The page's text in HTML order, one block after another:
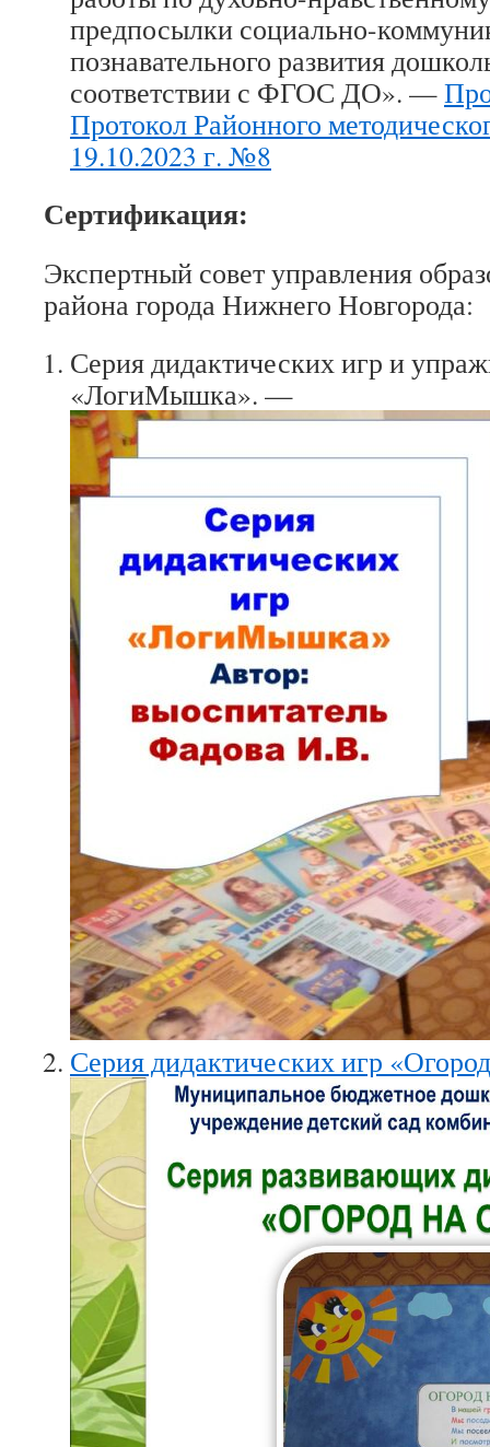
предпосылки социально-
познавательного развития
соответствии с ФГОС ДО». —
Протокол Районного
19.10.2023 г. №8
Сертификация:
Экспертный совет управления
района города Нижнего Новгорода:
Серия дидактических игр и
«ЛогиМышка». —
Серия дидактических игр